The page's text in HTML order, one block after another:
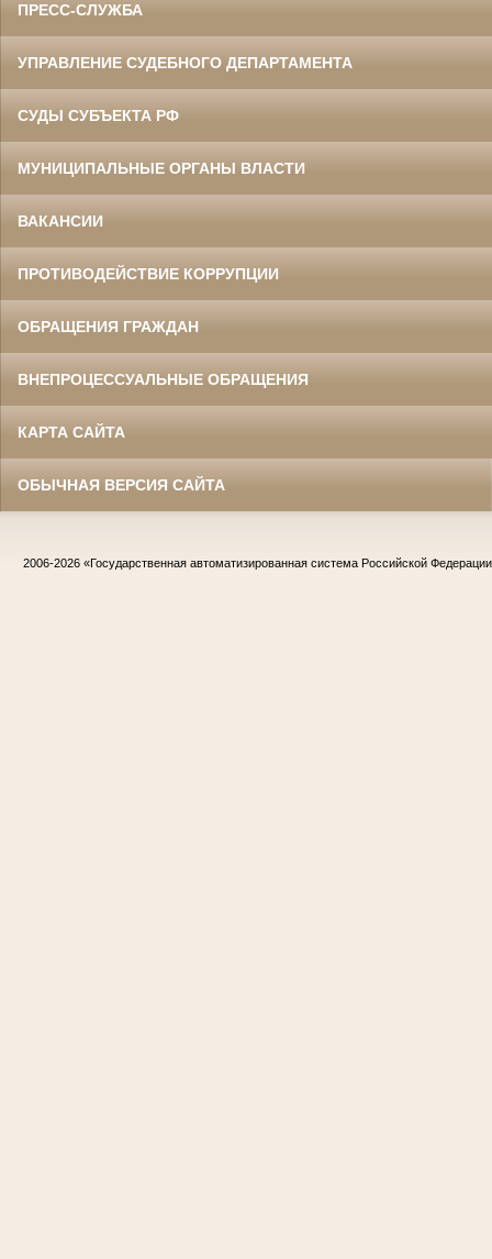
ПРЕСС-СЛУЖБА
УПРАВЛЕНИЕ СУДЕБНОГО ДЕПАРТАМЕНТА
СУДЫ СУБЪЕКТА РФ
МУНИЦИПАЛЬНЫЕ ОРГАНЫ ВЛАСТИ
ВАКАНСИИ
ПРОТИВОДЕЙСТВИЕ КОРРУПЦИИ
ОБРАЩЕНИЯ ГРАЖДАН
ВНЕПРОЦЕССУАЛЬНЫЕ ОБРАЩЕНИЯ
КАРТА САЙТА
ОБЫЧНАЯ ВЕРСИЯ САЙТА
2006-2026 «Государственная автоматизированная система Российской